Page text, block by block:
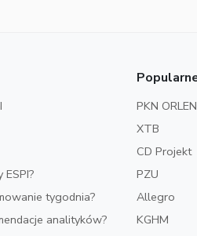
ESPI?
tygodnia?
analityków?
PKN ORLEN
XTB
CD Projekt
PZU
Allegro
KGHM